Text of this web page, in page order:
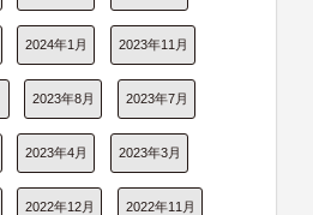
2024年1月 2023年11月
2023年8月 2023年7月
2023年4月 2023年3月
2022年12月 2022年11月